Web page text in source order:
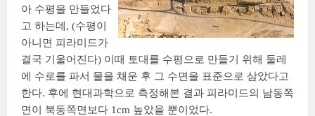
아 수평을 만들었다
고 하는데, (수평이
아니면 피라미드가
결국 기울어진다) 이때 토대를 수평으로 만들기 위해 둘레
에 수로를 파서 물을 채운 후 그 수면을 표준으로 삼았다고
한다. 후에 현대과학으로 측정해본 결과 피라미드의 남동쪽
면이 북동쪽면보다 1cm 높았을 뿐이었다.